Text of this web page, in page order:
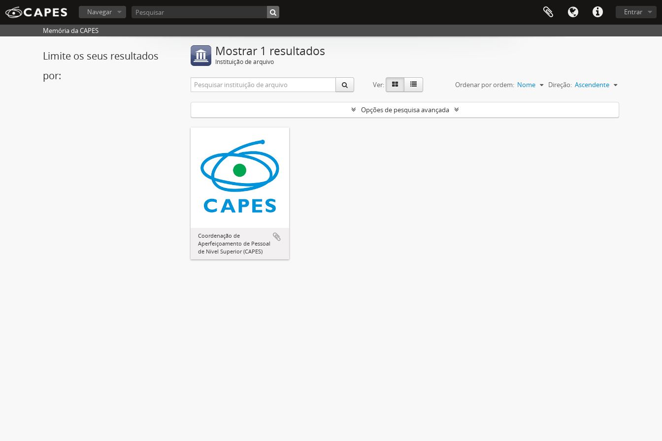
Entrar
Navegar
Memória da CAPES
Limite os seus resultados
por:
Mostrar 1 resultados
Instituição de arquivo
Ver: Ordenar por ordem: Nome Direção: Ascendente
Opções de pesquisa avançada
Coordenação de
Aperfeiçoamento de Pessoal
de Nível Superior (CAPES)